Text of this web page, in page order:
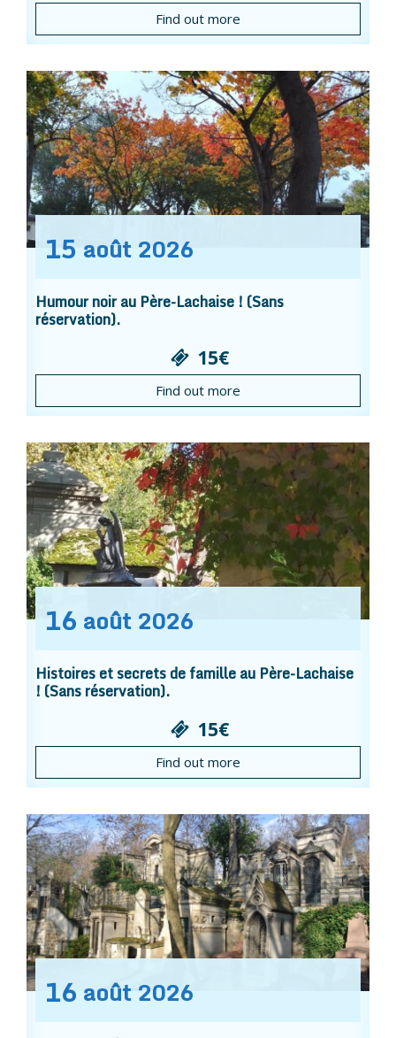
Find out more
15 août 2026
Humour noir au Père-Lachaise ! (Sans
réservation).
15€
Find out more
16 août 2026
Histoires et secrets de famille au Père-Lachaise
! (Sans réservation).
15€
Find out more
16 août 2026